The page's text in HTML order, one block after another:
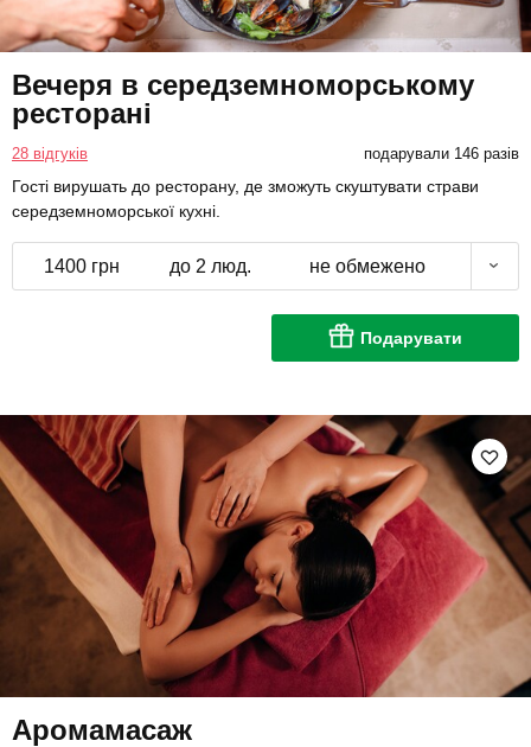
Вечеря в середземноморському
ресторані
28 відгуків подарували 146 разів
Гості вирушать до ресторану, де зможуть скуштувати страви
середземноморської кухні.
1400 грн до 2 люд. не обмежено
Подарувати
Аромамасаж